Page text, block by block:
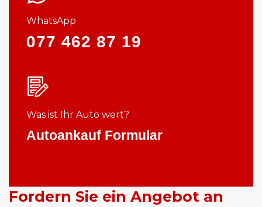
WhatsApp
077 462 87 19
Was ist Ihr Auto wert?
Autoankauf Formular
Fordern Sie ein Angebot an